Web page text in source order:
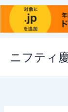
ス
ニフティ